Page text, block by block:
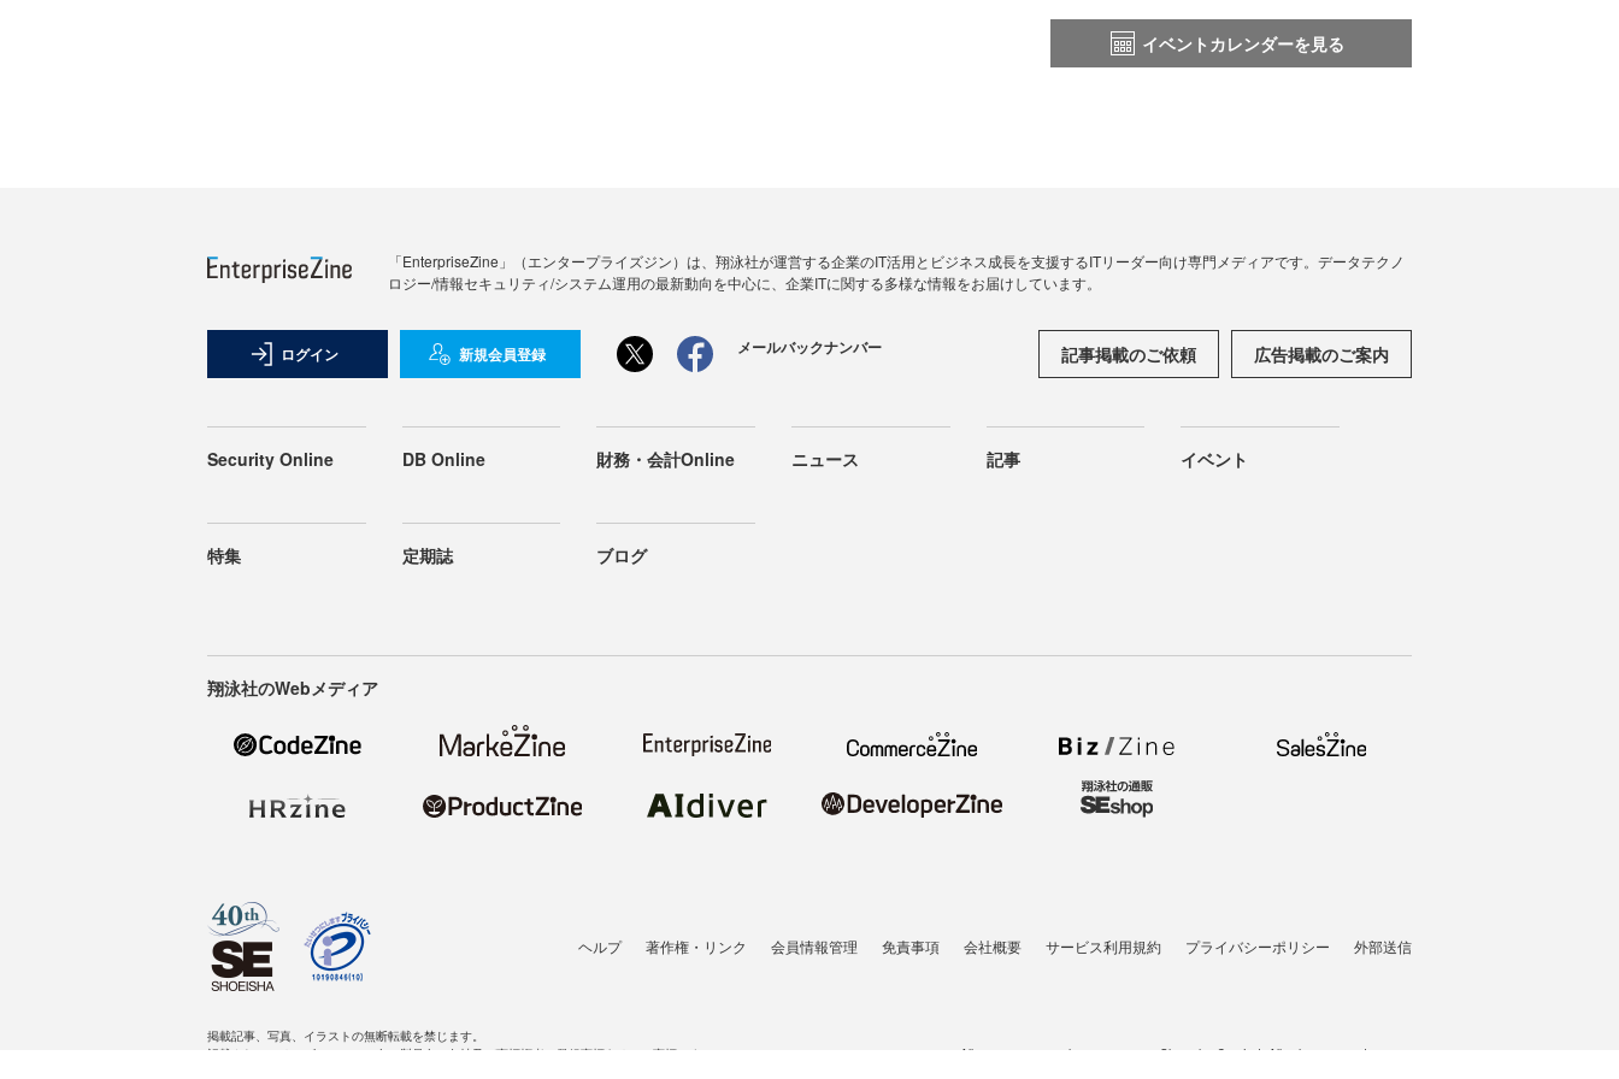
イベントカレンダーを見る
「EnterpriseZine」（エンタープライズジン）は、翔泳社が運営する企業のIT活用とビジネス成長を支援するITリーダー向け専門メディアです。データテクノ
ロジー/情報セキュリティ/システム運用の最新動向を中心に、企業ITに関する多様な情報をお届けしています。
ログイン 新規会員登録 メールバックナンバー 記事掲載のご依頼 広告掲載のご案内
Security Online DB Online 財務・会計Online ニュース 記事 イベント
特集 定期誌 ブログ
翔泳社のWebメディア
ヘルプ 著作権・リンク 会員情報管理 免責事項 会社概要 サービス利用規約 プライバシーポリシー 外部送信
掲載記事、写真、イラストの無断転載を禁じます。
記載されているロゴ、システム名、製品名は各社及び商標権者の登録商標あるいは商標です。
All contents copyright © 2007-2026 Shoeisha Co., Ltd. All rights reserved. ver.1.5